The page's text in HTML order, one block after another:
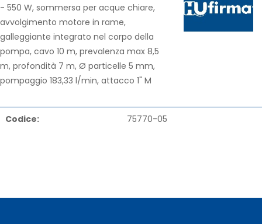
- 550 W, sommersa per acque chiare,
avvolgimento motore in rame,
galleggiante integrato nel corpo della
pompa, cavo 10 m, prevalenza max 8,5
m, profondità 7 m, Ø particelle 5 mm,
pompaggio 183,33 l/min, attacco 1" M
Codice: 75770-05